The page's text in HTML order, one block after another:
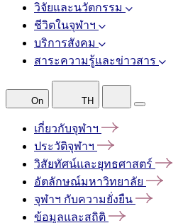
วิจัยและนวัตกรรม
ชีวิตในจุฬาฯ
บริการสังคม
สาระความรู้และข่าวสาร
On TH
เกี่ยวกับจุฬาฯ
ประวัติจุฬาฯ
วิสัยทัศน์และยุทธศาสตร์
อัตลักษณ์มหาวิทยาลัย
จุฬาฯ กับความยั่งยืน
ข้อมูลและสถิติ